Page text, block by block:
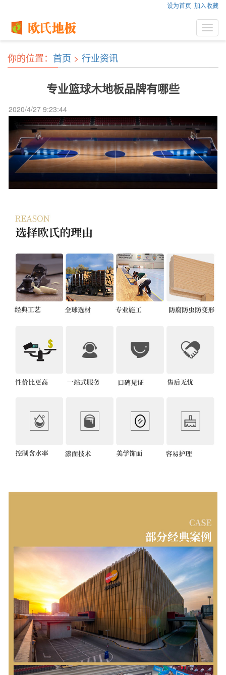
设为首页 加入收藏
你的位置： 首页 > 行业资讯
专业篮球木地板品牌有哪些
2020/4/27 9:23:44